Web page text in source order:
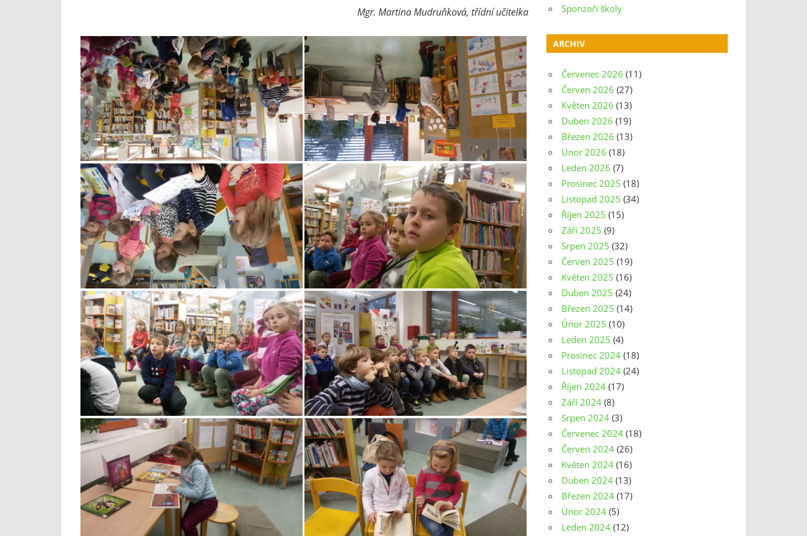
Mgr. Martina Mudruňková, třídní učitelka
Sponzoři školy
ARCHIV
Červenec 2026 (11)
Červen 2026 (27)
Květen 2026 (13)
Duben 2026 (19)
Březen 2026 (13)
Únor 2026 (18)
Leden 2026 (7)
Prosinec 2025 (18)
Listopad 2025 (34)
Říjen 2025 (15)
Září 2025 (9)
Srpen 2025 (32)
Červen 2025 (19)
Květen 2025 (16)
Duben 2025 (24)
Březen 2025 (14)
Únor 2025 (10)
Leden 2025 (4)
Prosinec 2024 (18)
Listopad 2024 (24)
Říjen 2024 (17)
Září 2024 (8)
Srpen 2024 (3)
Červenec 2024 (18)
Červen 2024 (26)
Květen 2024 (16)
Duben 2024 (13)
Březen 2024 (17)
Únor 2024 (5)
Leden 2024 (12)